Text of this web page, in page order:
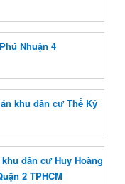
Nhuận 4
khu dân cư Thế Kỷ
dân cư Huy Hoàng
2 TPHCM